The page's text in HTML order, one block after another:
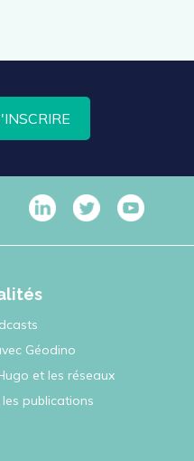
Géodino
et les réseaux
publications